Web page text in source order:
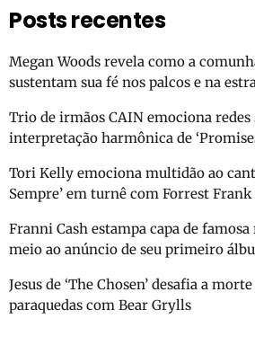
Posts recentes
Megan Woods revela como a
sustentam sua fé nos palcos e na
Trio de irmãos CAIN emociona redes
interpretação harmônica de
Tori Kelly emociona multidão ao
Sempre’ em turnê com Forrest
Franni Cash estampa capa de
meio ao anúncio de seu primeiro
Jesus de ‘The Chosen’ desafia a
paraquedas com Bear Grylls